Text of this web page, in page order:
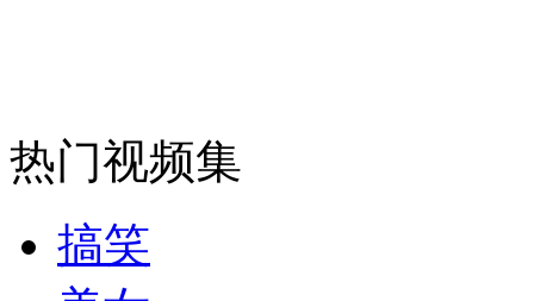
纽约上演“枕头大战”
司机酒驾遇交警 急速倒车逃窜
热门视频集
搞笑